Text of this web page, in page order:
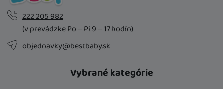
222 205 982
(v prevádzke Po – Pi 9 – 17 hodín)
objednavky@bestbaby.sk
Vybrané kategórie